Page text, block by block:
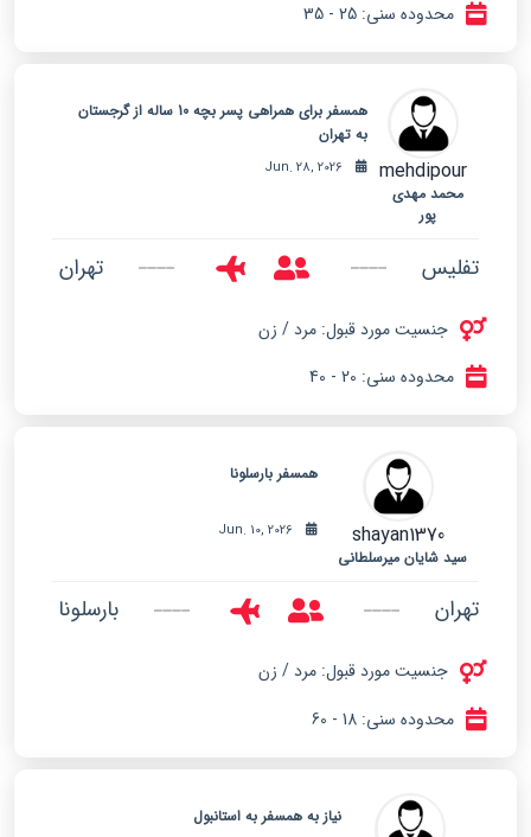
محدوده سنی: 25 - 35
mehdipour
محمد مهدی
پور
همسفر برای همراهی پسر بچه 10 ساله از گرجستان
به تهران
تفلیس تهران
جنسیت مورد قبول: مرد / زن
محدوده سنی: 20 - 40
shayan1370
سید شایان میرسلطانی
همسفر بارسلونا
تهران بارسلونا
جنسیت مورد قبول: مرد / زن
محدوده سنی: 18 - 60
نیاز به همسفر به استانبول